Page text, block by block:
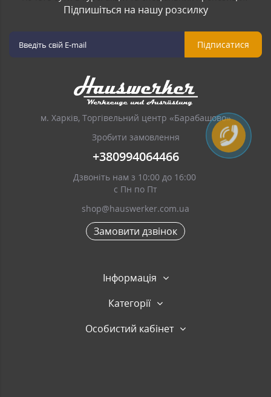
Підпишіться на нашу розсилку
Підписатися
м. Харків, Торгівельний центр «Барабашово»
Зробити замовлення
+380994064466
Дзвоніть нам з 10:00 до 16:00
с Пн по Пт
shop@hauswerker.com.ua
Замовити дзвінок
Інформація
Категорії
Особистий кабінет